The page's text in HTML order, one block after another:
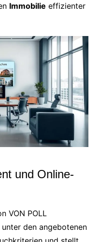
Immobilie effizienter
und Online-
VON POLL
den angebotenen